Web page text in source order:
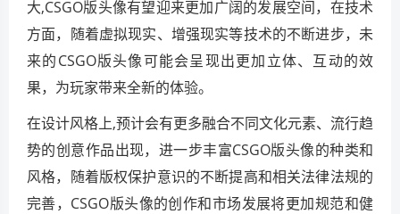
大,CSGO版头像有望迎来更加广阔的发展空间，在技术
方面，随着虚拟现实、增强现实等技术的不断进步，未
来的CSGO版头像可能会呈现出更加立体、互动的效
果，为玩家带来全新的体验。
在设计风格上,预计会有更多融合不同文化元素、流行趋
势的创意作品出现，进一步丰富CSGO版头像的种类和
风格，随着版权保护意识的不断提高和相关法律法规的
完善，CSGO版头像的创作和市场发展将更加规范和健